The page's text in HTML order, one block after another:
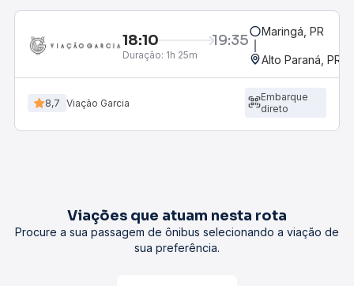
18:10 19:35
Duração: 1h 25m
Maringá, PR
Alto Paraná, PR
8,7 Viação Garcia
Embarque
direto
Viações que atuam nesta rota
Procure a sua passagem de ônibus selecionando a viação de
sua preferência.